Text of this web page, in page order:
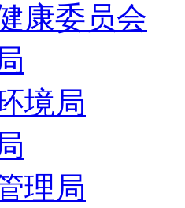
康委员会
境局
理局